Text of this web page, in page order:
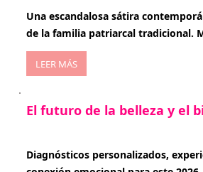
Una escandalosa sátira
de la familia patriarcal tradicional.
LEER MÁS
El futuro de la belleza y el
Diagnósticos personalizados,